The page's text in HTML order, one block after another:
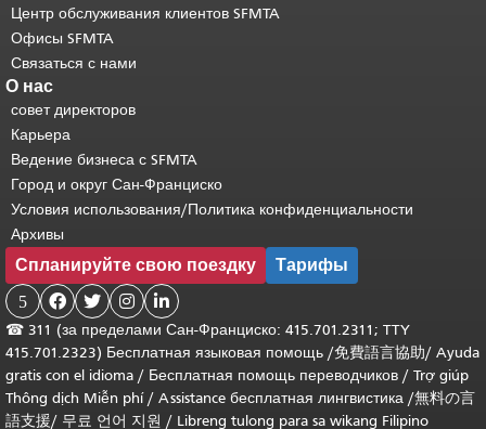
Центр обслуживания клиентов SFMTA
Офисы SFMTA
Связаться с нами
О нас
совет директоров
Карьера
Ведение бизнеса с SFMTA
Город и округ Сан-Франциско
Условия использования/Политика конфиденциальности
Архивы
Спланируйте свою поездку Тарифы
5    
☎ 311 (за пределами Сан-Франциско: 415.701.2311; TTY
415.701.2323) Бесплатная языковая помощь /免費語言協助/ Ayuda
gratis con el idioma / Бесплатная помощь переводчиков / Trợ giúp
Thông dịch Miễn phí/ Assistance бесплатная лингвистика /無料の言
語支援/ 무료 언어 지원 / Libreng tulong para sa wikang Filipino